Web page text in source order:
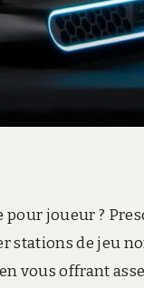
pour joueur ?
stations de jeu
vous offrant